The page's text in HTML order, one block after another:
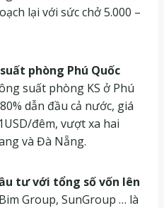
lại với sức chở 5.000 –
phòng Phú Quốc
suất phòng KS ở Phú
dẫn đầu cả nước, giá
đêm, vượt xa hai
và Đà Nẵng.
tư với tổng số vốn lên
Group, SunGroup … là